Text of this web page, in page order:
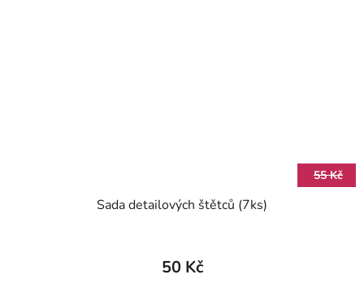
55 Kč
Sada detailových štětců (7ks)
50 Kč